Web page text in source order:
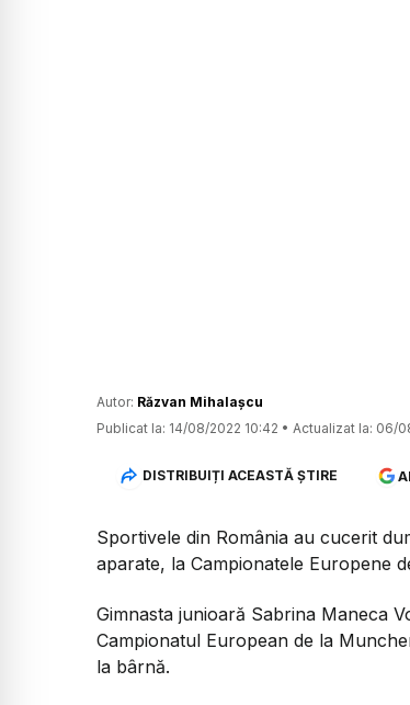
Autor: Răzvan Mihalașcu
Publicat la: 14/08/2022 10:42 • Actualizat la: 06/
DISTRIBUIȚI ACEASTĂ ȘTIRE
Sportivele din România au cucerit
aparate, la Campionatele Europene
Gimnasta junioară Sabrina Maneca
Campionatul European de la
la bârnă.